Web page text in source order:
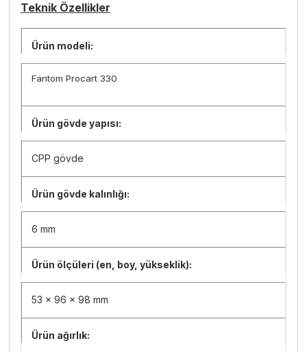
Teknik Özellikler
Ürün modeli:
Fantom Procart 330
Ürün gövde yapısı:
CPP gövde
Ürün gövde kalınlığı:
6 mm
Ürün ölçüleri (en, boy, yükseklik):
53 x 96 x 98 mm
Ürün ağırlık: